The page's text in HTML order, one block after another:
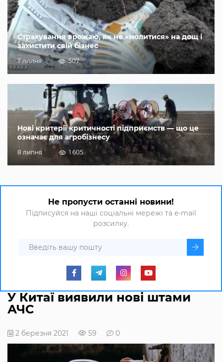
Страхування врожаю, як не «молитися» на дощ і
захистити свій бізнес
7 липня 507
Нові критерії критичності підприємств — що це
означає для агробізнесу
8 липня 1 605
Не пропусти останні новини!
Підписуйся на наші соціальні мережі та e-mail
розсилку.
У Китаї виявили нові штами
АЧС
2 березня 2021 59 0